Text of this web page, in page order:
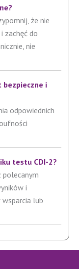
że nie
zachęć do
nie
bezpieczne i
odpowiednich
testu CDI-2?
i
lub